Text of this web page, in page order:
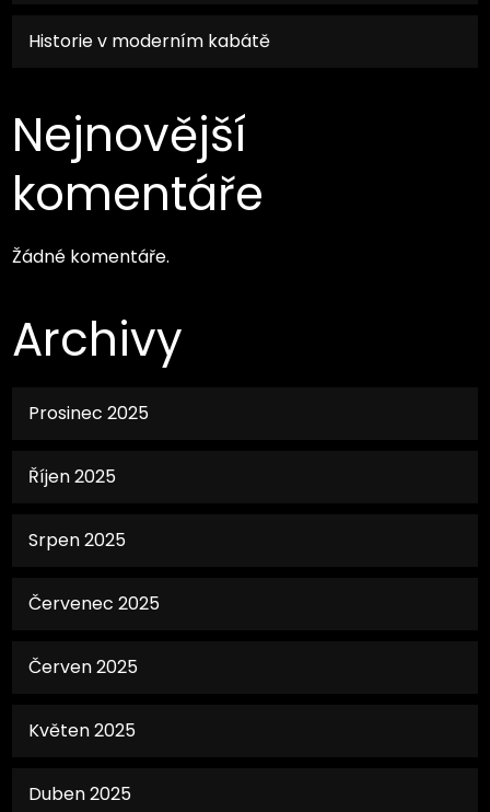
Historie v moderním kabátě
Nejnovější
komentáře
Žádné komentáře.
Archivy
Prosinec 2025
Říjen 2025
Srpen 2025
Červenec 2025
Červen 2025
Květen 2025
Duben 2025